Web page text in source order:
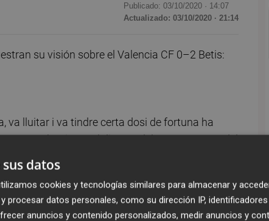
Publicado: 03/10/2020 · 14:07
Actualizado: 03/10/2020 · 21:14
su visión sobre el Valencia CF 0–2 Betis:
va lluitar i va tindre certa dosi de fortuna ha
No ha tingut el dia cap dels components del
va aguantar a l'equip fins on va poder. Un Betis
en excés l'accelerador. Si no es millora
Potser l'única certesa és que Kang In és
s'arregle la seua renovació si és eixe el
datos
cookies y tecnologías similares para almacenar y
procesar datos personales, como su dirección IP,
anuncios y contenido personalizados, medir anuncios y